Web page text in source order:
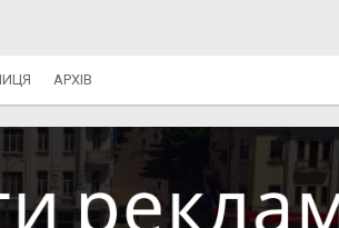
АРХІВ